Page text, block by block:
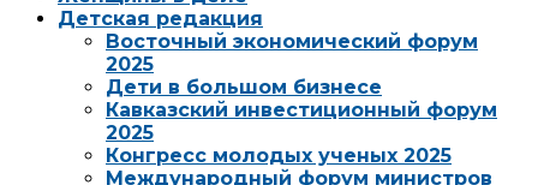
Детская редакция
Восточный экономический форум
2025
Дети в большом бизнесе
Кавказский инвестиционный форум
2025
Конгресс молодых ученых 2025
Международный форум министров